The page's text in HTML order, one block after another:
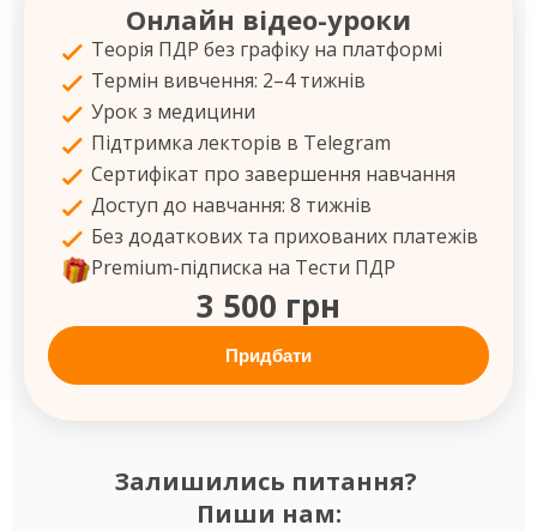
Залишились питання?
Пиши нам:
Онлайн відео-уроки
Теорія ПДР без графіку на платформі
Термін вивчення: 2–4 тижнів
Урок з медицини
Підтримка лекторів в Telegram
Сертифікат про завершення навчання
Доступ до навчання: 8 тижнів
Без додаткових та прихованих платежів
Premium-підписка на Тести ПДР
3 500 грн
Придбати